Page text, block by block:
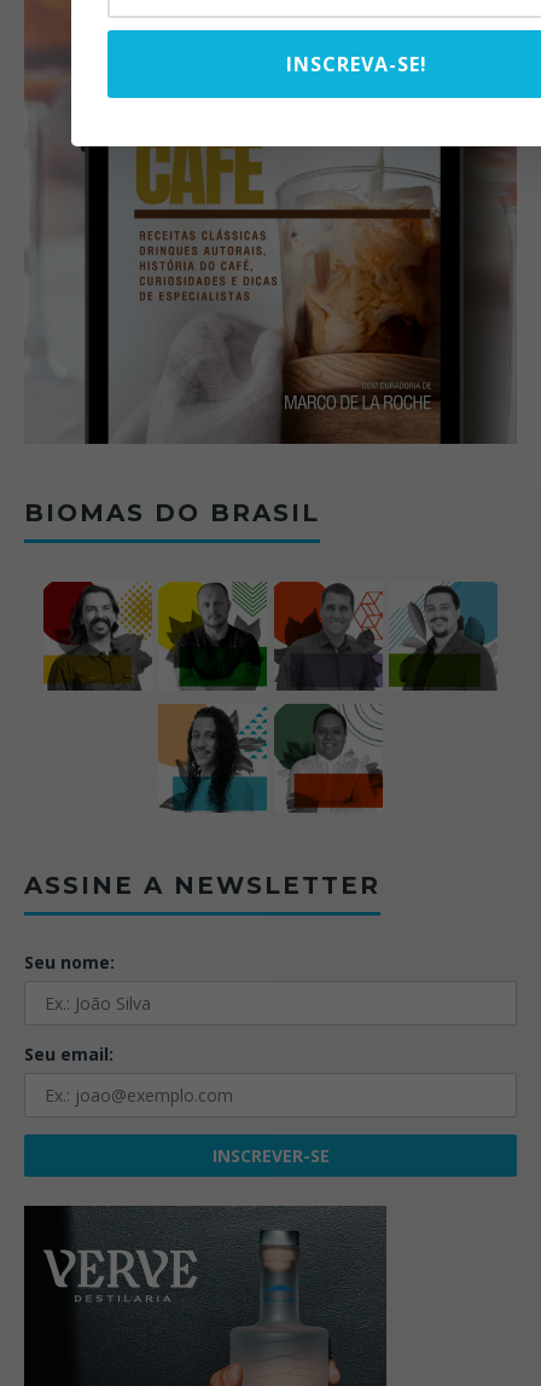
BIOMAS DO BRASIL
ASSINE A NEWSLETTER
Seu nome:
Seu email:
INSCREVA-SE!